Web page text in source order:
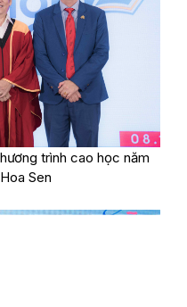
trình cao học năm
Sen